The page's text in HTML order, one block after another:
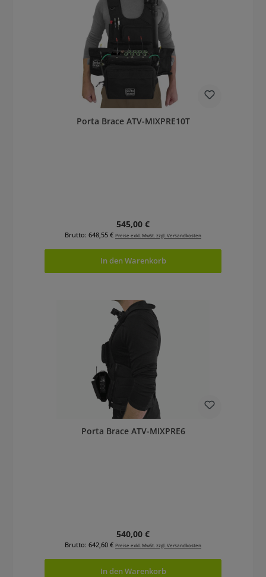
Porta Brace ATV-MIXPRE10T
Regulärer Preis:
545,00 €
Brutto: 648,55 € Preise exkl. MwSt. zzgl. Versandkosten
In den Warenkorb
Porta Brace ATV-MIXPRE6
Regulärer Preis:
540,00 €
Brutto: 642,60 € Preise exkl. MwSt. zzgl. Versandkosten
In den Warenkorb